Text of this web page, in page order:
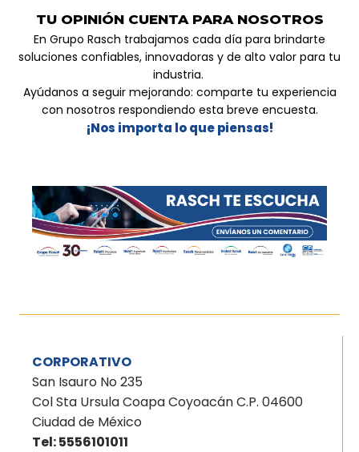
TU OPINIÓN CUENTA PARA NOSOTROS
En Grupo Rasch trabajamos cada día para brindarte
soluciones confiables, innovadoras y de alto valor para tu
industria.
Ayúdanos a seguir mejorando: comparte tu experiencia
con nosotros respondiendo esta breve encuesta.
¡Nos importa lo que piensas!
CORPORATIVO
San Isauro No 235
Col Sta Ursula Coapa Coyoacán C.P. 04600
Ciudad de México
Tel: 5556101011